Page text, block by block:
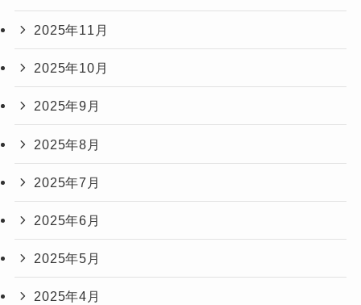
2025年11月
2025年10月
2025年9月
2025年8月
2025年7月
2025年6月
2025年5月
2025年4月